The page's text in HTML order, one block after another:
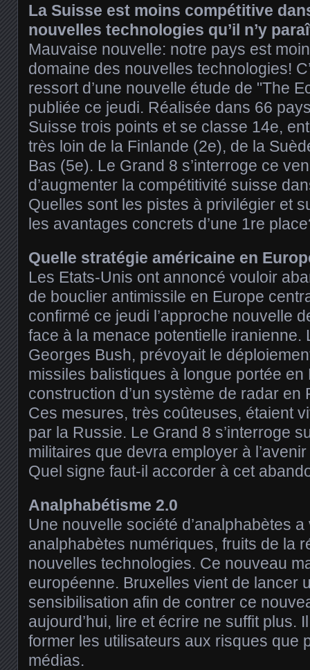
La Suisse est moins compétitive
nouvelles technologies qu’il n’y
Mauvaise nouvelle: notre pays est
domaine des nouvelles technologies!
ressort d’une nouvelle étude de "The
publiée ce jeudi. Réalisée dans 66
Suisse trois points et se classe 14e,
très loin de la Finlande (2e), de la
Bas (5e). Le Grand 8 s’interroge ce
d’augmenter la compétitivité suisse
Quelles sont les pistes à privilégier et
les avantages concrets d’une 1re
Quelle stratégie américaine en
Les Etats-Unis ont annoncé vouloir
de bouclier antimissile en Europe
confirmé ce jeudi l’approche nouvelle
face à la menace potentielle iranienne.
Georges Bush, prévoyait le
missiles balistiques à longue portée en
construction d’un système de radar en
Ces mesures, très coûteuses, étaient
par la Russie. Le Grand 8 s’interroge
militaires que devra employer à
Quel signe faut-il accorder à cet
Analphabétisme 2.0
Une nouvelle société d’analphabètes
analphabètes numériques, fruits de la
nouvelles technologies. Ce nouveau
européenne. Bruxelles vient de lancer
sensibilisation afin de contrer ce
aujourd’hui, lire et écrire ne suffit plus.
former les utilisateurs aux risques que
médias.